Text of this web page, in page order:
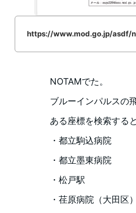
https://www.mod.go.jp/asdf/
NOTAMでた。
ブルーインパルスの
ある座標を検索する
・都立駒込病院
・都立墨東病院
・松戸駅
・荏原病院（大田区）